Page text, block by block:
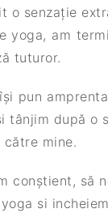
o senzație
yoga, am
tuturor.
pun
tânjim după o
mine.
conștient, să
si